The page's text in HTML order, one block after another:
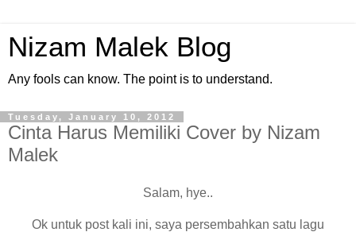
Nizam Malek Blog
Any fools can know. The point is to understand.
Tuesday, January 10, 2012
Cinta Harus Memiliki Cover by Nizam
Malek
Salam, hye..
Ok untuk post kali ini, saya persembahkan satu lagu